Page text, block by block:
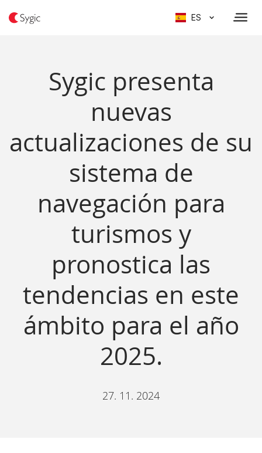
ES
Sygic presenta
nuevas
actualizaciones de su
sistema de
navegación para
turismos y
pronostica las
tendencias en este
ámbito para el año
2025.
27. 11. 2024